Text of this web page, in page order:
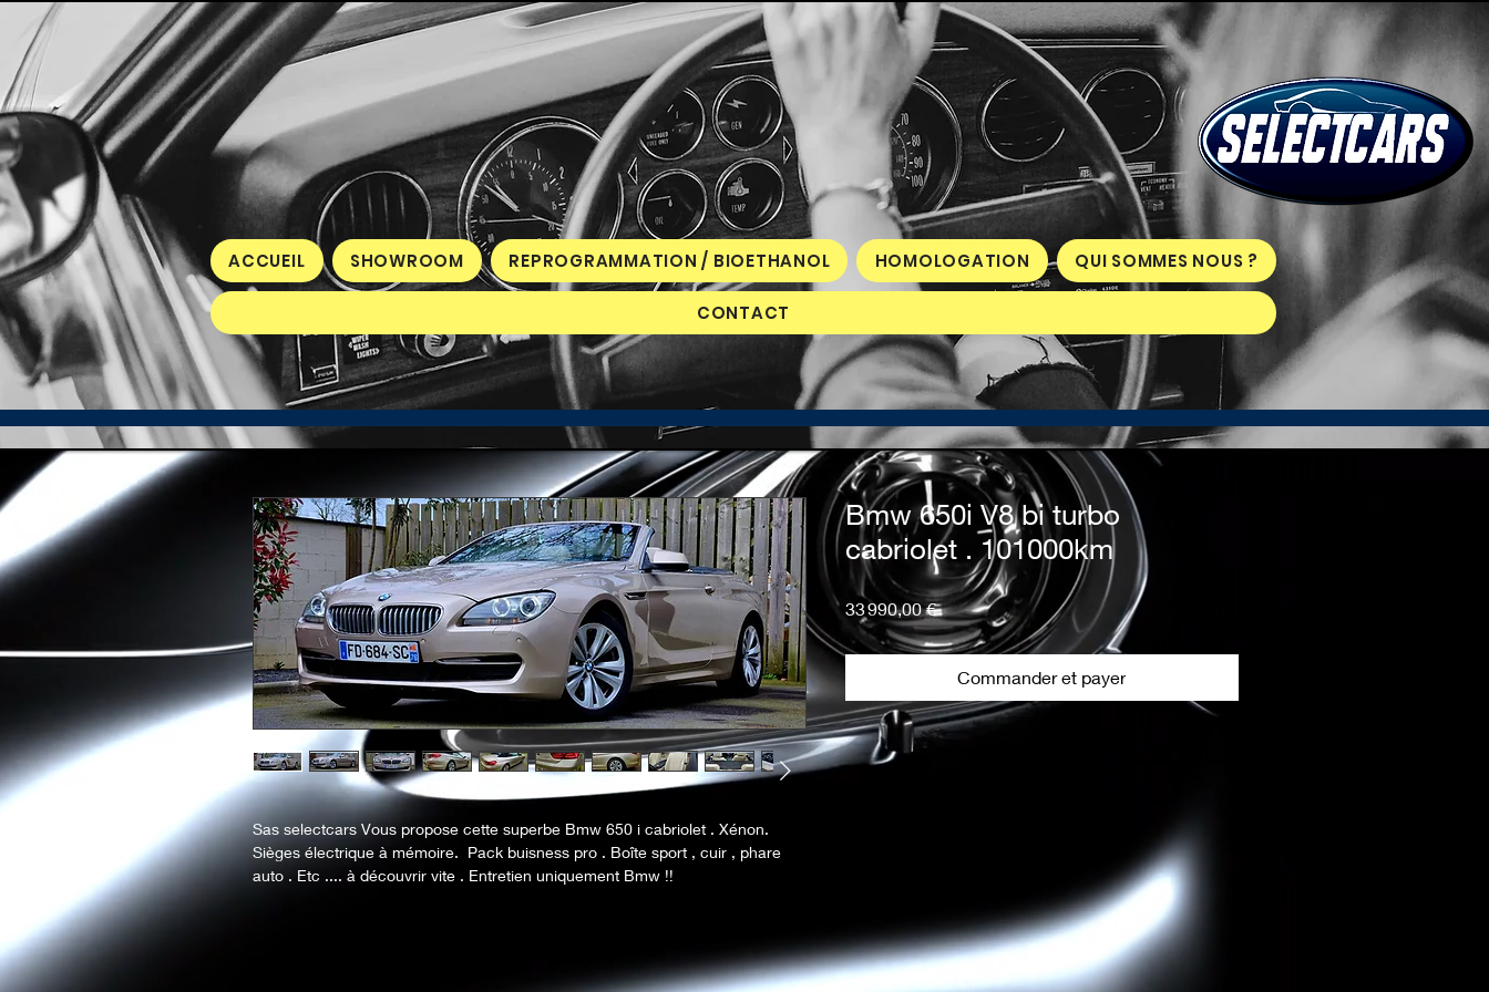
ACCUEIL SHOWROOM REPROGRAMMATION / BIOETHANOL HOMOLOGATION QUI SOMMES NOUS ?
CONTACT
Sas selectcars Vous propose cette superbe Bmw 650 i cabriolet . Xénon.
Sièges électrique à mémoire.  Pack buisness pro . Boîte sport , cuir , phare
auto . Etc .... à découvrir vite . Entretien uniquement Bmw !!
Bmw 650i V8 bi turbo
cabriolet . 101000km
33 990,00 €Prix
Commander et payer